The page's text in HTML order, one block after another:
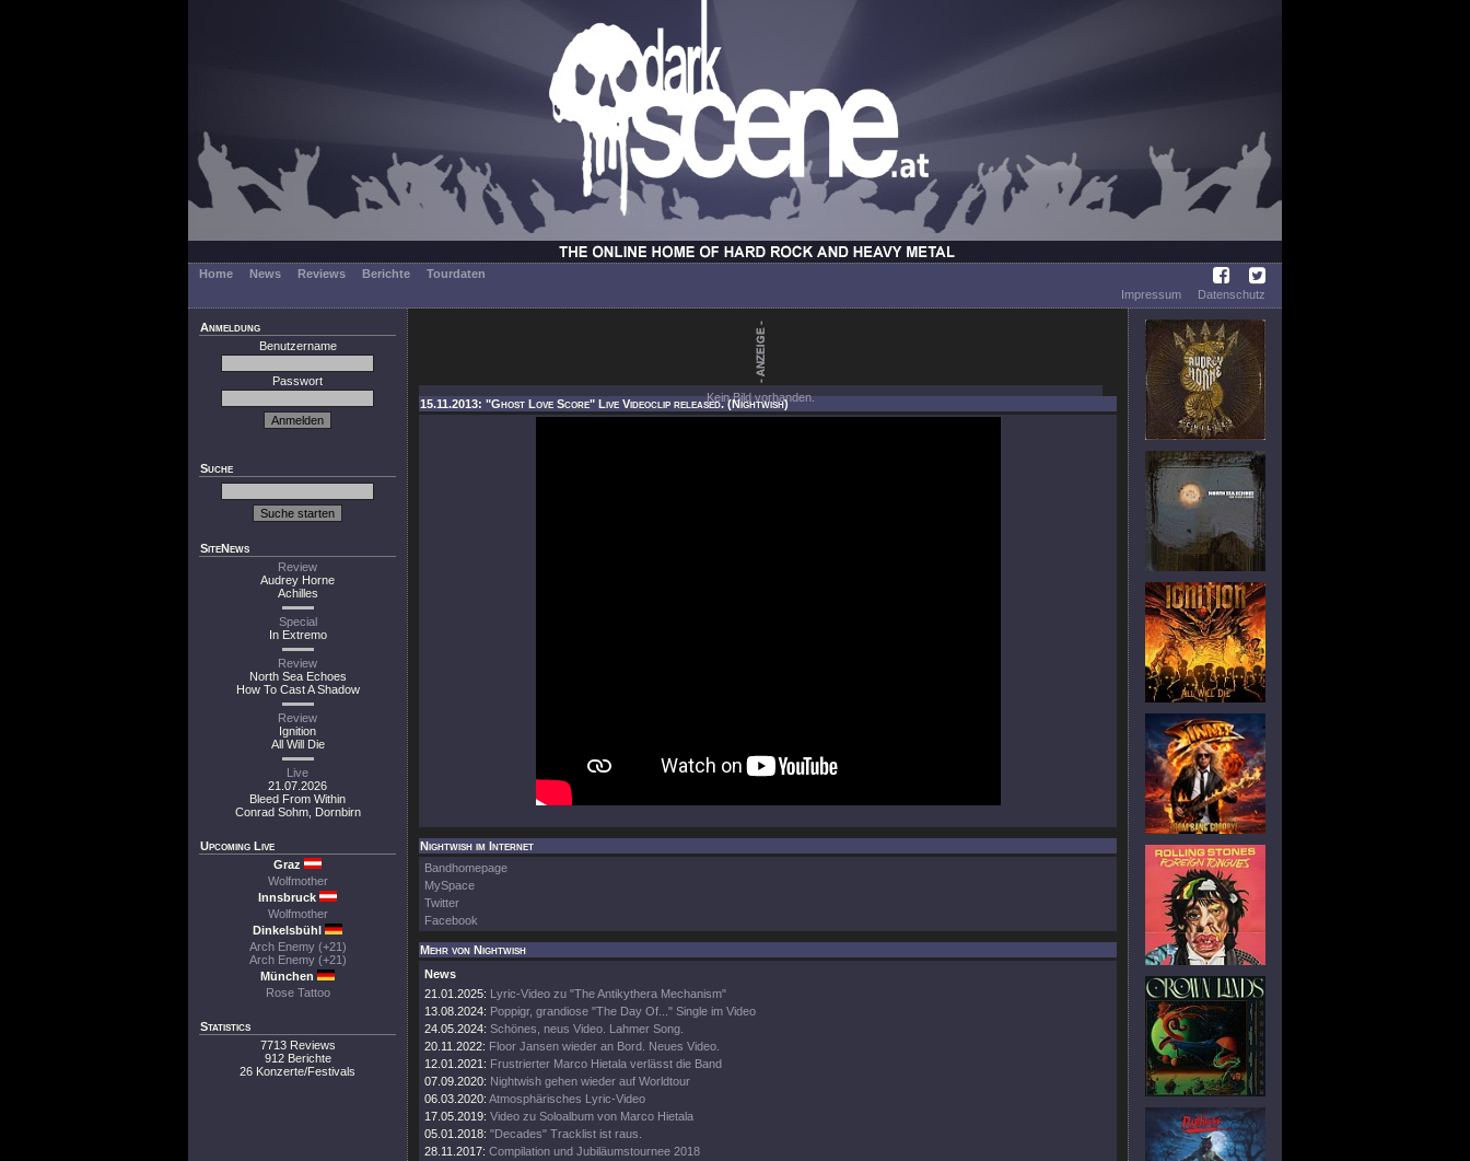
Home News Reviews Berichte
Tourdaten
Impressum
Datenschutz
Anmeldung
Benutzername
Passwort
Suche
SiteNews
Review
Audrey Horne
Achilles
Special
In Extremo
Review
North Sea Echoes
How To Cast A Shadow
Review
Ignition
All Will Die
Live
21.07.2026
Bleed From Within
Conrad Sohm, Dornbirn
Upcoming Live
Graz
Wolfmother
Innsbruck
Wolfmother
Dinkelsbühl
Arch Enemy (+21)
Arch Enemy (+21)
München
Rose Tattoo
Statistics
7713 Reviews
912 Berichte
26 Konzerte/Festivals
Kein Bild vorhanden.
15.11.2013: "Ghost Love Score" Live Videoclip released. (Nightwish)
Nightwish im Internet
Bandhomepage
MySpace
Twitter
Facebook
Mehr von Nightwish
News
21.01.2025: Lyric-Video zu "The Antikythera Mechanism"
13.08.2024: Poppigr, grandiose "The Day Of..." Single im Video
24.05.2024: Schönes, neus Video. Lahmer Song.
20.11.2022: Floor Jansen wieder an Bord. Neues Video.
12.01.2021: Frustrierter Marco Hietala verlässt die Band
07.09.2020: Nightwish gehen wieder auf Worldtour
06.03.2020: Atmosphärisches Lyric-Video
17.05.2019: Video zu Soloalbum von Marco Hietala
05.01.2018: "Decades" Tracklist ist raus.
28.11.2017: Compilation und Jubiläumstournee 2018